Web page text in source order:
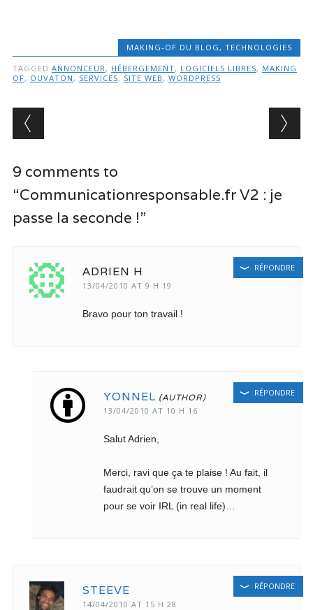
MAKING-OF DU BLOG,TECHNOLOGIES
TAGGED ANNONCEUR, HÉBERGEMENT, LOGICIELS LIBRES, MAKING
OF, OUVATON , SERVICES, SITE WEB , WORDPRESS
Post navigation
9 comments to
“Communicationresponsable.fr V2 : je
passe la seconde !”
ADRIEN H
13/04/2010 AT 9 H 19
Bravo pour ton travail !
RÉPONDRE
YONNEL
13/04/2010 AT 10 H 16
Salut Adrien,
Merci, ravi que ça te plaise ! Au fait, il
faudrait qu’on se trouve un moment
pour se voir IRL (in real life)…
RÉPONDRE
STEEVE
14/04/2010 AT 15 H 28
RÉPONDRE